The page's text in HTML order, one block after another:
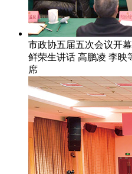
市政协五届五次会议开幕
鲜荣生讲话 高鹏凌 李映
席